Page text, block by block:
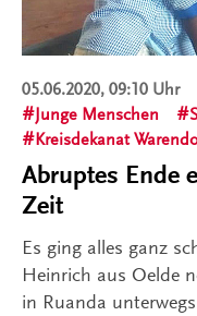
05.06.2020, 09:10 Uhr
Junge Menschen
Kreisdekanat
Abruptes Ende
Zeit
Es ging alles ganz
Heinrich aus Oelde
in Ruanda